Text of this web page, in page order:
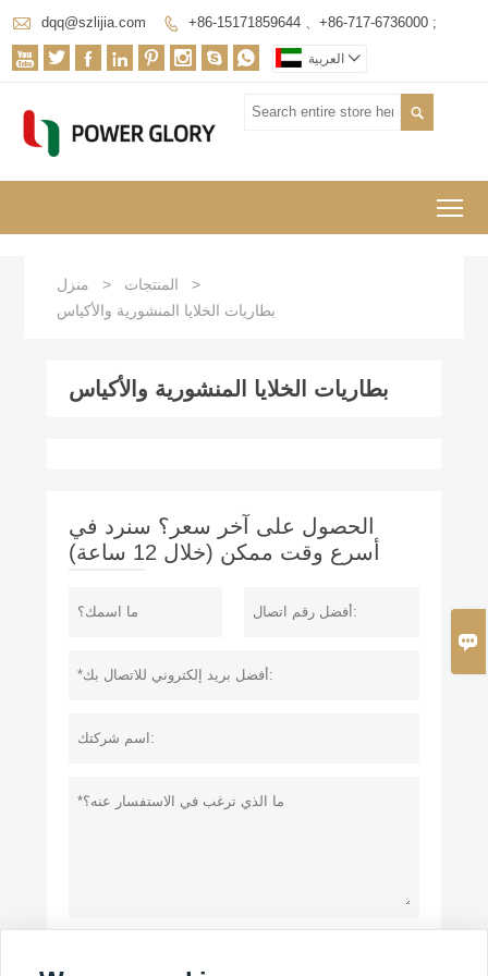

 dqq@szlijia.com  +86-15171859644 、+86-717-6736000 ;
        العربية 

منزل > المنتجات
>
بطاريات الخلايا المنشورية والأكياس
بطاريات الخلايا المنشورية والأكياس
الحصول على آخر سعر؟ سنرد في
أسرع وقت ممكن (خلال 12 ساعة)